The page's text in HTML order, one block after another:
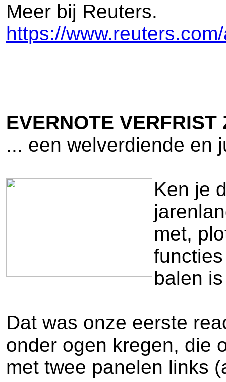
Meer bij Reuters.
https://
EVERNOTE
... een welverdiende en
Ken je
met,
balen
Dat was onze eerste
onder ogen kregen, die
met twee panelen links